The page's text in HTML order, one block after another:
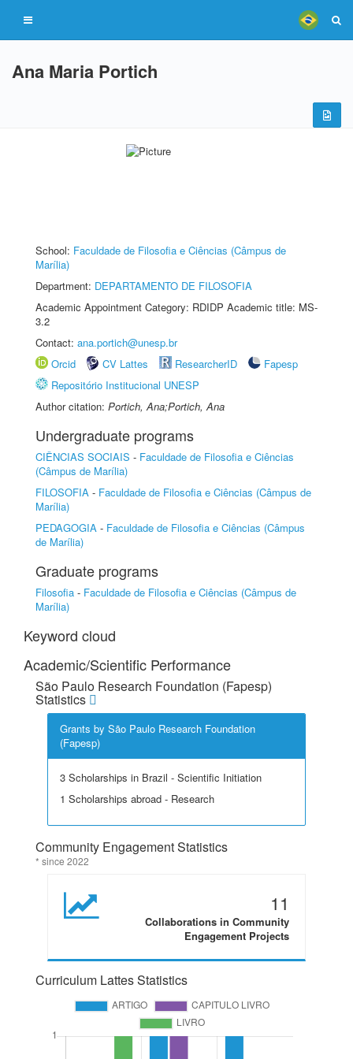
Ana Maria Portich
School: Faculdade de Filosofia e Ciências (Câmpus de
Marília)
Department: DEPARTAMENTO DE FILOSOFIA
Academic Appointment Category: RDIDP Academic title: MS-
3.2
Contact: ana.portich@unesp.br
Orcid
CV Lattes ResearcherID
Fapesp
Repositório Institucional UNESP
Author citation: Portich, Ana;Portich, Ana
Undergraduate programs
CIÊNCIAS SOCIAIS - Faculdade de Filosofia e Ciências
(Câmpus de Marília)
FILOSOFIA - Faculdade de Filosofia e Ciências (Câmpus de
Marília)
PEDAGOGIA - Faculdade de Filosofia e Ciências (Câmpus
de Marília)
Graduate programs
Filosofia - Faculdade de Filosofia e Ciências (Câmpus de
Marília)
Keyword cloud
Academic/Scientific Performance
São Paulo Research Foundation (Fapesp)
Statistics
Grants by São Paulo Research Foundation
(Fapesp)
3 Scholarships in Brazil - Scientific Initiation
1 Scholarships abroad - Research
Community Engagement Statistics
* since 2022
11
Collaborations in Community
Engagement Projects
Curriculum Lattes Statistics